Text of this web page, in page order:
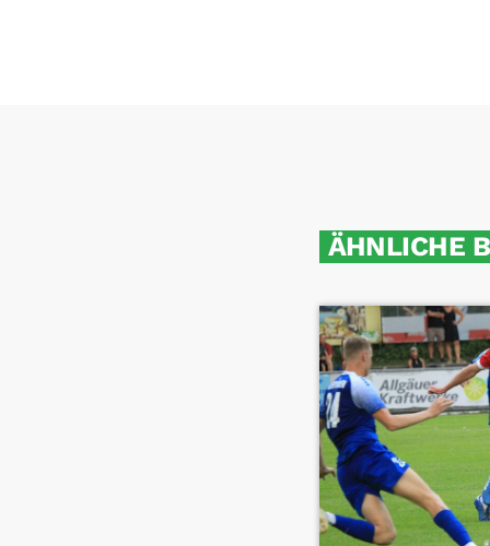
ÄHNLICHE